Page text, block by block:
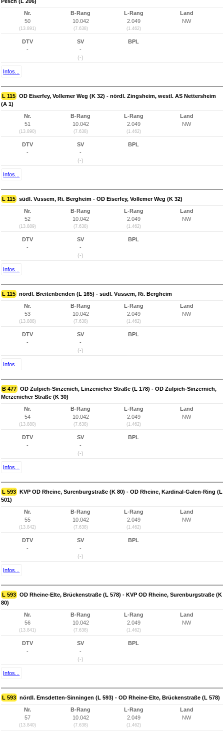
Nr.
50
(13.891)
B-Rang
10.042
(7.638)
L-Rang
2.049
(1.462)
Land
NW
DTV
-
SV
-
(-)
BPL
Infos...
L 115 OD Eiserfey, Vollemer Weg (K 32) - nördl. Zingsheim, westl. AS Nettersheim
(A 1)
Nr.
51
(13.890)
B-Rang
10.042
(7.638)
L-Rang
2.049
(1.462)
Land
NW
DTV
-
SV
-
(-)
BPL
Infos...
L 115 südl. Vussem, Ri. Bergheim - OD Eiserfey, Vollemer Weg (K 32)
Nr.
52
(13.889)
B-Rang
10.042
(7.638)
L-Rang
2.049
(1.462)
Land
NW
DTV
-
SV
-
(-)
BPL
Infos...
L 115 nördl. Breitenbenden (L 165) - südl. Vussem, Ri. Bergheim
Nr.
53
(13.888)
B-Rang
10.042
(7.638)
L-Rang
2.049
(1.462)
Land
NW
DTV
-
SV
-
(-)
BPL
Infos...
B 477 OD Zülpich-Sinzenich, Linzenicher Straße (L 178) - OD Zülpich-Sinzernich,
Merzenicher Straße (K 30)
Nr.
54
(13.880)
B-Rang
10.042
(7.638)
L-Rang
2.049
(1.462)
Land
NW
DTV
-
SV
-
(-)
BPL
Infos...
L 593 KVP OD Rheine, Surenburgstraße (K 80) - OD Rheine, Kardinal-Galen-Ring (L
501)
Nr.
55
(13.842)
B-Rang
10.042
(7.638)
L-Rang
2.049
(1.462)
Land
NW
DTV
-
SV
-
(-)
BPL
Infos...
L 593 OD Rheine-Elte, Brückenstraße (L 578) - KVP OD Rheine, Surenburgstraße (K
80)
Nr.
56
(13.841)
B-Rang
10.042
(7.638)
L-Rang
2.049
(1.462)
Land
NW
DTV
-
SV
-
(-)
BPL
Infos...
L 593 nördl. Emsdetten-Sinningen (L 593) - OD Rheine-Elte, Brückenstraße (L 578)
Nr.
57
(13.840)
B-Rang
10.042
(7.638)
L-Rang
2.049
(1.462)
Land
NW